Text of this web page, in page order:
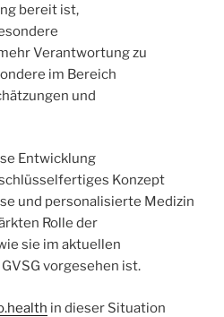
bereit ist,
Verantwortung zu
im Bereich
und
Entwicklung
Konzept
und personalisierte Medizin
Rolle der
sie im aktuellen
vorgesehen ist.
in dieser Situation